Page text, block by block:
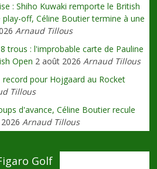
: Shiho Kuwaki remporte le British
off, Céline Boutier termine à une
Arnaud Tillous
trous : l'improbable carte de Pauline
Open 2 août 2026 Arnaud Tillous
record pour Hojgaard au Rocket
Tillous
d'avance, Céline Boutier recule
Arnaud Tillous
Golf